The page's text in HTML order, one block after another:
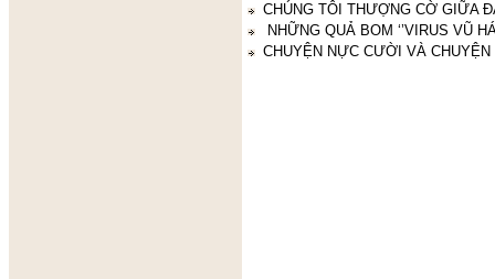
CHÚNG TÔI THƯỢNG CỜ GIỮA
NHỮNG QUẢ BOM ‘’VIRUS VŨ
CHUYỆN NỰC CƯỜI VÀ